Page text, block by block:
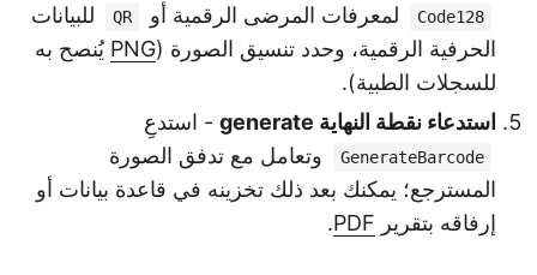
Code128 لمعرفات المرضى الرقمية أو QR
للبيانات
الحرفية الرقمية، وحدد تنسيق الصورة ( PNGيُنصح به
للسجلات الطبية).
استدعاء نقطة النهاية generate
- استدعِ
GenerateBarcode
وتعامل مع تدفق الصورة
المسترجع؛ يمكنك بعد ذلك تخزينه في قاعدة بيانات أو
إرفاقه بتقرير PDF
.